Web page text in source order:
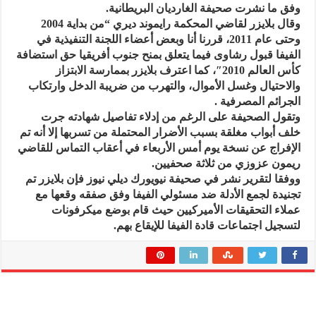
وفق ما نشرت صحيفة الغارديان البريطانية.
وقال بلايزر لقاضي المحكمة رايموند ديري “من بداية 2004
وحتى عام 2011، قررنا أنا وبعض أعضاء اللجنة التنفيذية في
الفيفا قبول رشاوى فيما يتعلق بمنح جنوب أفريقيا حق استضافة
كأس العالم 2010″، كما اعترف بلايزر بممارسة الابتزاز
والاحتيال وغسل الأموال، والتهرب من ضريبة الدخل وارتكاب
الجرائم المصرفية .
وتقول الصحيفة على الرغم من إدلاء تفاصيل شهادته جرت
خلف أبواب مغلقة بسبب الأضرار المحتملة من تسربها إلا أنه تم
الإفراج عن نسخة يوم أمس الأربعاء في أعقاب التماس للقاضي
ريمون عزوزي من ثلاثة صحفيين.
ووفقا لتقرير نشر في صحيفة نيويورك ديلي نيوز فإن بلايزر تم
تجنيدة لجمع الأدلة ضد مسئولي الفيفا وفق صفقه وقعها مع
عملاء التحقيقات الأميركيين حيث قام بوضع ميكرفونات
لتسجيل اجتماعات قادة الفيفا للإيقاع بهم.